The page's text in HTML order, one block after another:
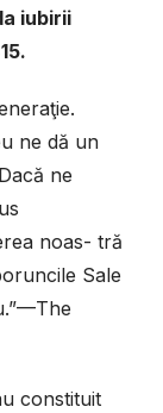
iubirii
ne dă un
ne
noas- tră
Sale
constituit